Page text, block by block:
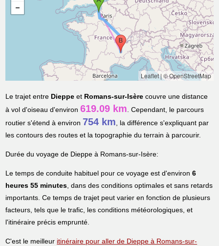
Leaflet|© OpenStreetMap
Le trajet entre Dieppe et Romans-sur-Isère couvre une distance
à vol d'oiseau d'environ619.09 km. Cependant, le parcours
routier s'étend à environ 754 km, la différence s'expliquant par
les contours des routes et la topographie du terrain à parcourir.
Durée du voyage de Dieppe à Romans-sur-Isère:
Le temps de conduite habituel pour ce voyage est d'environ6
heures 55 minutes, dans des conditions optimales et sans retards
importants. Ce temps de trajet peut varier en fonction de plusieurs
facteurs, tels que le trafic, les conditions météorologiques, et
l'itinéraire précis emprunté.
C'est le meilleur itinéraire pour aller de Dieppe à Romans-sur-